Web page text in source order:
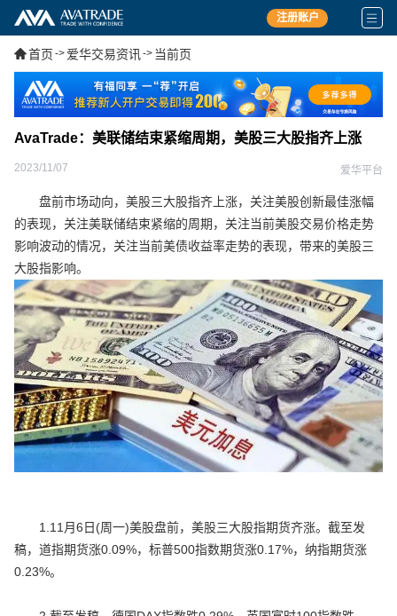
注册账户
首页 -> 爱华交易资讯 -> 当前页
AvaTrade：美联储结束紧缩周期，美股三大股指齐上涨
2023/11/07 爱华平台
盘前市场动向，美股三大股指齐上涨，关注美股创新最佳涨幅
的表现，关注美联储结束紧缩的周期，关注当前美股交易价格走势
影响波动的情况，关注当前美债收益率走势的表现，带来的美股三
大股指影响。
1.11月6日(周一)美股盘前，美股三大股指期货齐涨。截至发
稿，道指期货涨0.09%，标普500指数期货涨0.17%，纳指期货涨
0.23%。